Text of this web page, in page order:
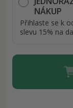
NÁKUP
Přihlaste se k
slevu 15% na